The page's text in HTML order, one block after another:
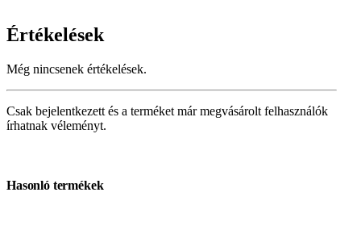
Értékelések
Még nincsenek értékelések.
Csak bejelentkezett és a terméket már megvásárolt felhasználók
írhatnak véleményt.
Hasonló termékek